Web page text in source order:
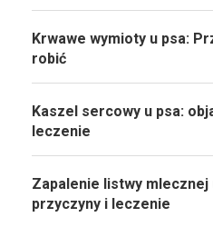
Krwawe wymioty u psa:
robić
Kaszel sercowy u psa:
leczenie
Zapalenie listwy mlecznej
przyczyny i leczenie